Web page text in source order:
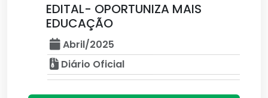
EDITAL- OPORTUNIZA MAIS
EDUCAÇÃO
Abril/2025
Diário Oficial